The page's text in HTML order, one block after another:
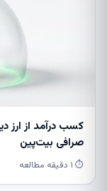
کسب درآمد از
صرافی بیت‌پین
⏱ ۱ دقیقه مطالعه